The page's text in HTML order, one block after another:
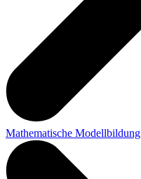
Mathematische Modellbildung